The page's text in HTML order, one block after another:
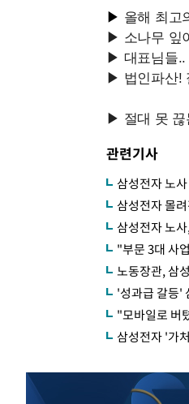
관련기사
삼성전자 노
삼성전자 몰
삼성전자 노
"부문 3대 사
노동장관, 삼
'성과급 갈등'
"모바일로 버
삼성전자 '가